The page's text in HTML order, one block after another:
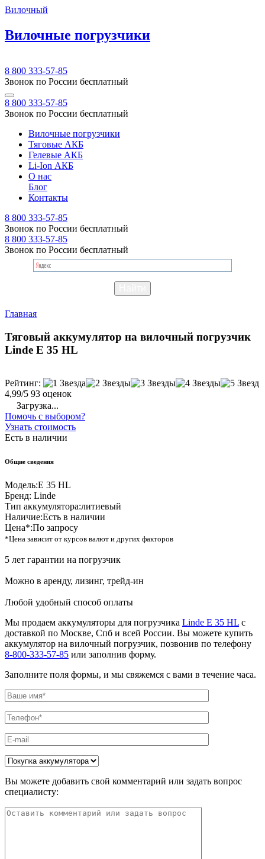
Вилочный
Вилочные погрузчики
8 800 333-57-85
Звонок по России бесплатный
8 800 333-57-85
Звонок по России бесплатный
Вилочные погрузчики
Тяговые АКБ
Гелевые АКБ
Li-Ion АКБ
О нас
Блог
Контакты
8 800 333-57-85
Звонок по России бесплатный
8 800 333-57-85
Звонок по России бесплатный
Главная
Тяговый аккумулятор на вилочный погрузчик
Linde E 35 HL
Рейтинг:
4,99/5 93 оценок
Загрузка...
Помочь с выбором?
Узнать стоимость
Есть в наличии
Общие сведения
Модель:E 35 HL
Бренд: Linde
Тип аккумулятора:литиевый
Наличие:Есть в наличии
Цена*:По запросу
*Цена зависит от курсов валют и других факторов
5 лет гарантии на погрузчик
Можно в аренду, лизинг, трейд-ин
Любой удобный способ оплаты
Мы продаем аккумуляторы для погрузчика Linde E 35 HL с
доставкой по Москве, Спб и всей России. Вы можете купить
аккумулятор на вилочный погрузчик, позвонив по телефону
8-800-333-57-85 или заполнив форму.
Заполните поля формы, и мы свяжемся с вами в течение часа.
Вы можете добавить свой комментарий или задать вопрос
специалисту: